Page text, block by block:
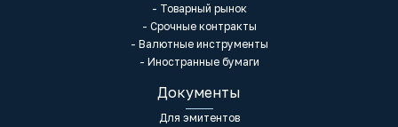
- Товарный рынок
- Срочные контракты
- Валютные инструменты
- Иностранные бумаги
Документы
Для эмитентов